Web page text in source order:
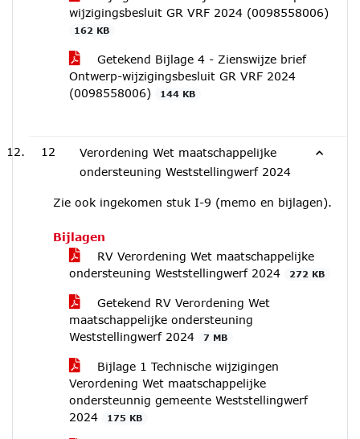
wijzigingsbesluit GR VRF 2024 (0098558006)
162 KB
Getekend Bijlage 4 - Zienswijze brief
Ontwerp-wijzigingsbesluit GR VRF 2024
(0098558006)
144 KB
12
Verordening Wet maatschappelijke
ondersteuning Weststellingwerf 2024
Zie ook ingekomen stuk I-9 (memo en bijlagen).
Bijlagen
RV Verordening Wet maatschappelijke
ondersteuning Weststellingwerf 2024
272 KB
Getekend RV Verordening Wet
maatschappelijke ondersteuning
Weststellingwerf 2024
7 MB
Bijlage 1 Technische wijzigingen
Verordening Wet maatschappelijke
ondersteunnig gemeente Weststellingwerf
2024
175 KB